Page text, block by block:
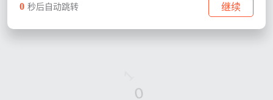
0 秒后自动跳转 继续